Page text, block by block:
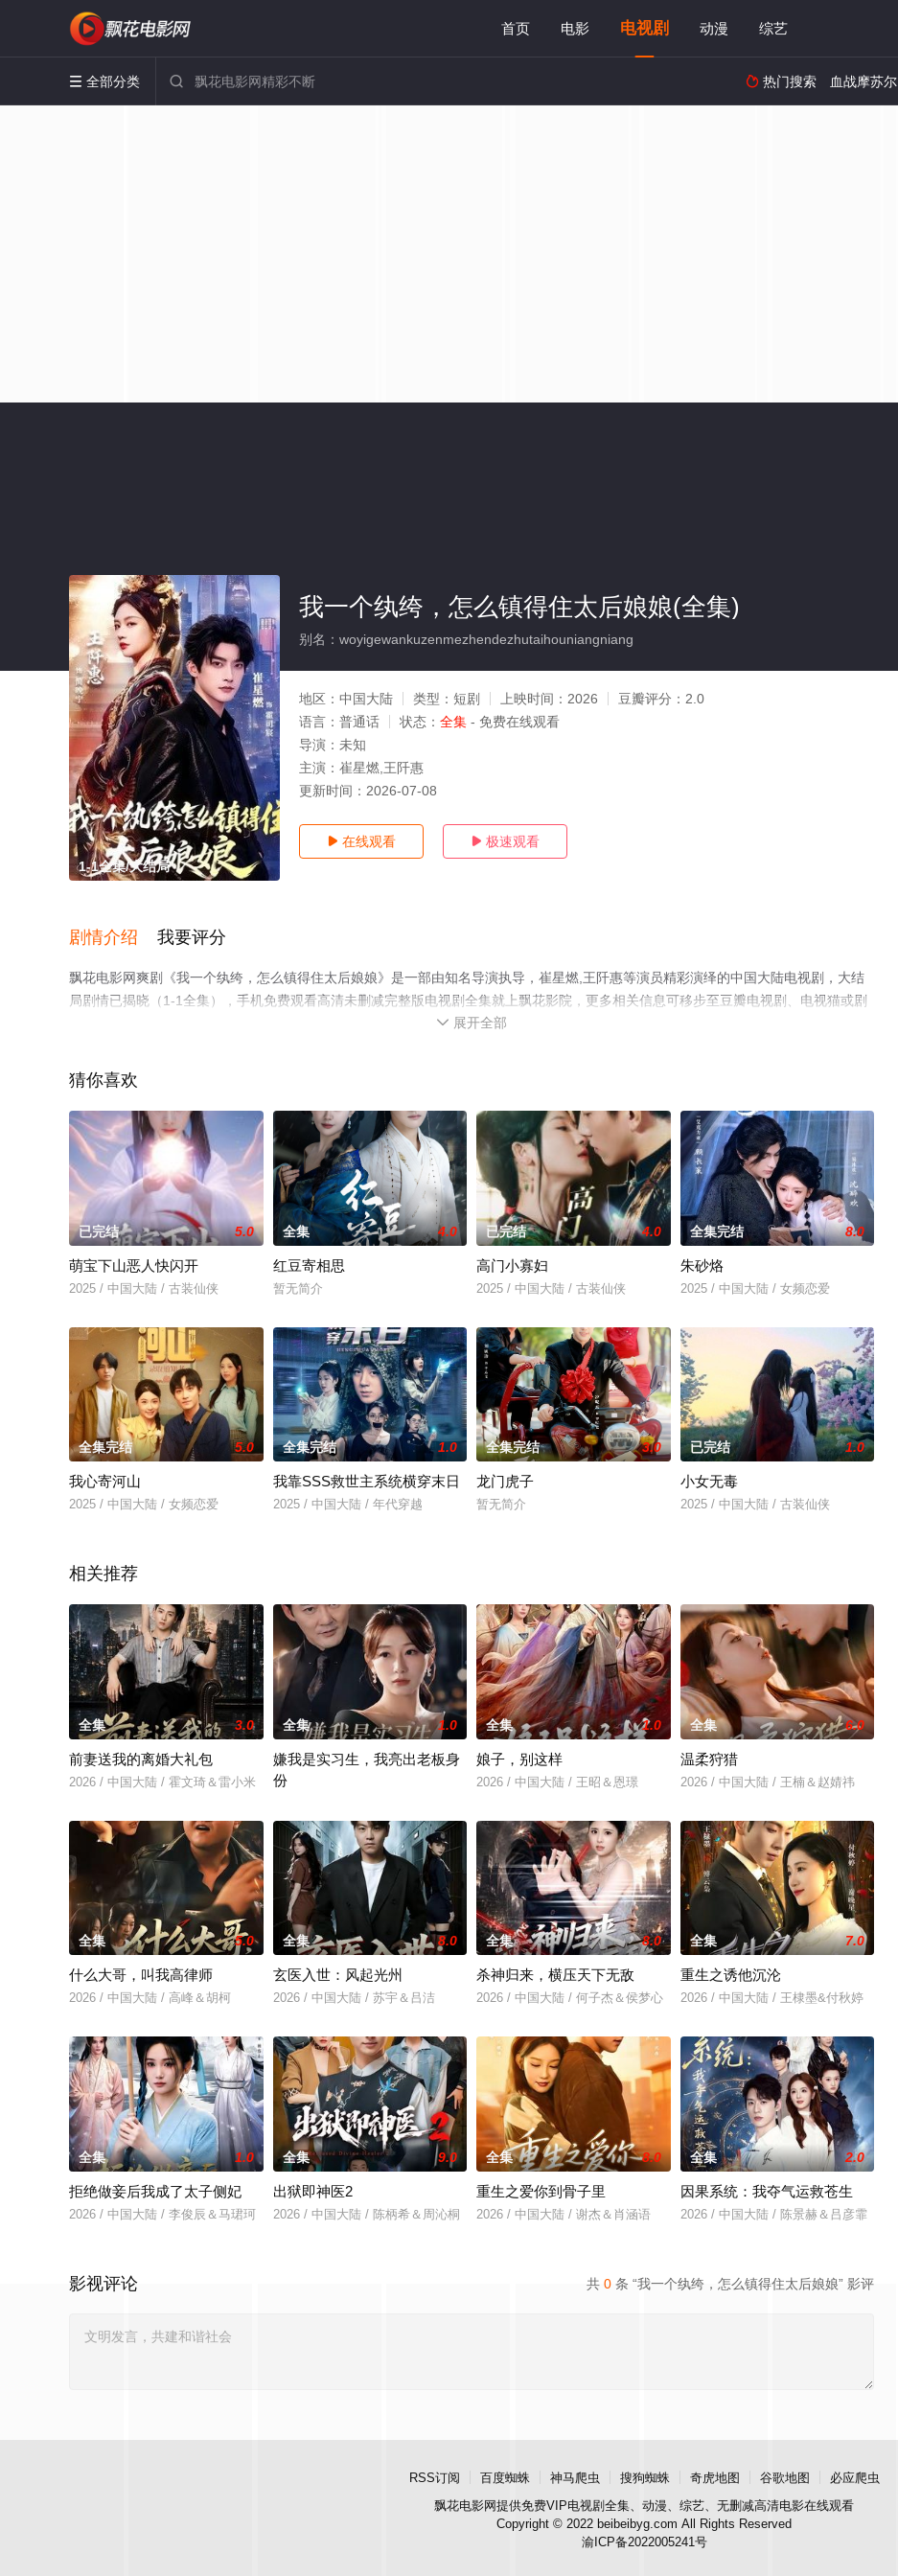
首页 电影 电视剧 动漫 综艺
 全部分类   热门搜索 血战摩苏尔
1-1全集/大结局
我一个纨绔，怎么镇得住太后娘娘(全集)
别名：woyigewankuzenmezhendezhutaihouniangniang
地区： 中国大陆 类型： 短剧 上映时间： 2026 豆瓣评分： 2.0
语言： 普通话 状态： 全集 - 免费在线观看
导演： 未知
主演： 崔星燃,王阡惠
更新时间： 2026-07-08
 在线观看  极速观看
剧情介绍 我要评分
飘花电影网爽剧《我一个纨绔，怎么镇得住太后娘娘》是一部由知名导演执导，崔星燃,王阡惠等演员精彩演绎的中国大陆电视剧，大结
局剧情已揭晓（1-1全集），手机免费观看高清未删减完整版电视剧全集就上飘花影院，更多相关信息可移步至豆瓣电视剧、电视猫或剧
 展开全部
猜你喜欢
已完结 5.0
萌宝下山恶人快闪开
2025 / 中国大陆 / 古装仙侠
全集 4.0
红豆寄相思
暂无简介
已完结 4.0
高门小寡妇
2025 / 中国大陆 / 古装仙侠
全集完结 8.0
朱砂烙
2025 / 中国大陆 / 女频恋爱
全集完结 5.0
我心寄河山
2025 / 中国大陆 / 女频恋爱
全集完结 1.0
我靠SSS救世主系统横穿末日
2025 / 中国大陆 / 年代穿越
全集完结 3.0
龙门虎子
暂无简介
已完结 1.0
小女无毒
2025 / 中国大陆 / 古装仙侠
相关推荐
全集 3.0
前妻送我的离婚大礼包
2026 / 中国大陆 / 霍文琦＆雷小米
全集 1.0
嫌我是实习生，我亮出老板身
份
全集 1.0
娘子，别这样
2026 / 中国大陆 / 王昭＆恩璟
全集 6.0
温柔狩猎
2026 / 中国大陆 / 王楠＆赵婧祎
全集 5.0
什么大哥，叫我高律师
2026 / 中国大陆 / 高峰＆胡柯
全集 8.0
玄医入世：风起光州
2026 / 中国大陆 / 苏宇＆吕洁
全集 8.0
杀神归来，横压天下无敌
2026 / 中国大陆 / 何子杰＆侯梦心
全集 7.0
重生之诱他沉沦
2026 / 中国大陆 / 王棣墨&付秋婷
全集 1.0
拒绝做妾后我成了太子侧妃
2026 / 中国大陆 / 李俊辰＆马珺珂
全集 9.0
出狱即神医2
2026 / 中国大陆 / 陈柄希＆周沁桐
全集 8.0
重生之爱你到骨子里
2026 / 中国大陆 / 谢杰＆肖涵语
全集 2.0
因果系统：我夺气运救苍生
2026 / 中国大陆 / 陈景赫＆吕彦霏
共 0 条 “我一个纨绔，怎么镇得住太后娘娘” 影评
影视评论
RSS订阅 百度蜘蛛 神马爬虫 搜狗蜘蛛 奇虎地图 谷歌地图
必应爬虫
飘花电影网提供免费VIP电视剧全集、动漫、综艺、无删减高清电影在线观看
Copyright © 2022 beibeibyg.com All Rights Reserved
渝ICP备2022005241号